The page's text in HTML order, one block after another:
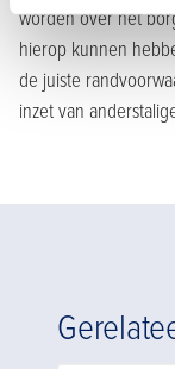
worden over het
hierop kunnen
de juiste
inzet van